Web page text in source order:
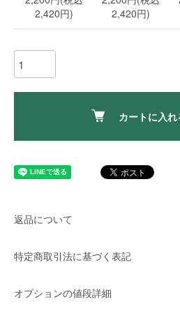
2,420円)
2,420円)
カートに入れ
返品について
特定商取引法に基づく表記
オプションの値段詳細